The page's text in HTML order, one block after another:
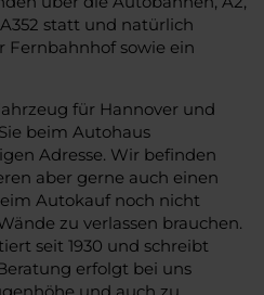
statt und natürlich
Fernbahnhof sowie ein
für Hannover und
beim Autohaus
Adresse. Wir befinden
aber gerne auch einen
Autokauf noch nicht
zu verlassen brauchen.
seit 1930 und schreibt
erfolgt bei uns
und auch zu